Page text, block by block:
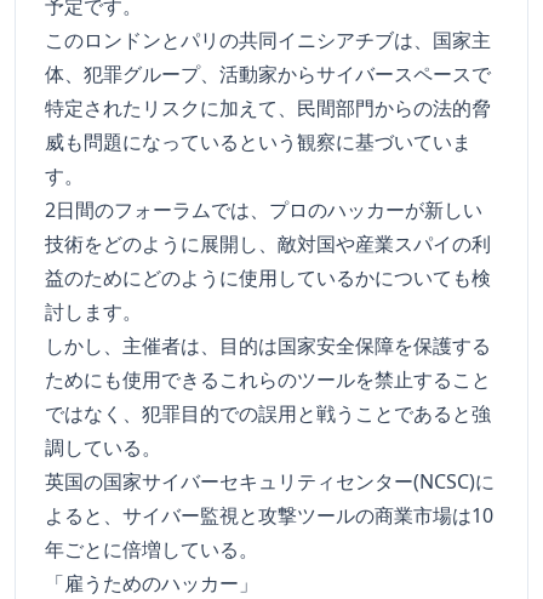
予定です。
このロンドンとパリの共同イニシアチブは、国家主
体、犯罪グループ、活動家からサイバースペースで
特定されたリスクに加えて、民間部門からの法的脅
威も問題になっているという観察に基づいていま
す。
2日間のフォーラムでは、プロのハッカーが新しい
技術をどのように展開し、敵対国や産業スパイの利
益のためにどのように使用しているかについても検
討します。
しかし、主催者は、目的は国家安全保障を保護する
ためにも使用できるこれらのツールを禁止すること
ではなく、犯罪目的での誤用と戦うことであると強
調している。
英国の国家サイバーセキュリティセンター(NCSC)に
よると、サイバー監視と攻撃ツールの商業市場は10
年ごとに倍増している。
「雇うためのハッカー」